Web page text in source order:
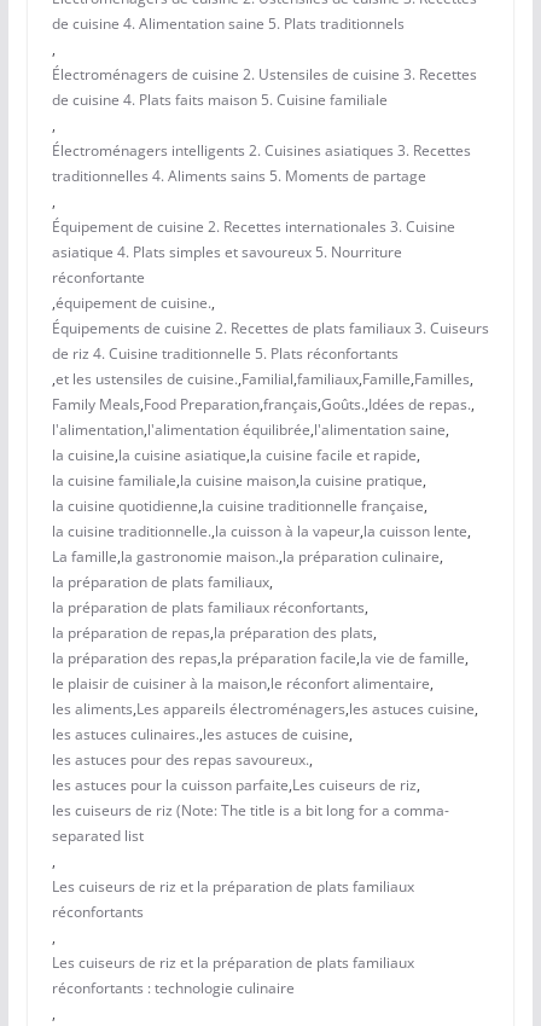
de cuisine 4. Alimentation saine 5. Plats traditionnels
,
Électroménagers de cuisine 2. Ustensiles de cuisine 3. Recettes
de cuisine 4. Plats faits maison 5. Cuisine familiale
,
Électroménagers intelligents 2. Cuisines asiatiques 3. Recettes
traditionnelles 4. Aliments sains 5. Moments de partage
,
Équipement de cuisine 2. Recettes internationales 3. Cuisine
asiatique 4. Plats simples et savoureux 5. Nourriture
réconfortante
,équipement de cuisine.,
Équipements de cuisine 2. Recettes de plats familiaux 3. Cuiseurs
de riz 4. Cuisine traditionnelle 5. Plats réconfortants
,et les ustensiles de cuisine.,Familial,familiaux,Famille,Familles,
Family Meals,Food Preparation,français,Goûts.,Idées de repas.,
l'alimentation,l'alimentation équilibrée,l'alimentation saine,
la cuisine,la cuisine asiatique,la cuisine facile et rapide,
la cuisine familiale,la cuisine maison,la cuisine pratique,
la cuisine quotidienne,la cuisine traditionnelle française,
la cuisine traditionnelle.,la cuisson à la vapeur,la cuisson lente,
La famille,la gastronomie maison.,la préparation culinaire,
la préparation de plats familiaux,
la préparation de plats familiaux réconfortants,
la préparation de repas,la préparation des plats,
la préparation des repas,la préparation facile,la vie de famille,
le plaisir de cuisiner à la maison,le réconfort alimentaire,
les aliments,Les appareils électroménagers,les astuces cuisine,
les astuces culinaires.,les astuces de cuisine,
les astuces pour des repas savoureux.,
les astuces pour la cuisson parfaite,Les cuiseurs de riz,
les cuiseurs de riz (Note: The title is a bit long for a comma-
separated list
,
Les cuiseurs de riz et la préparation de plats familiaux
réconfortants
,
Les cuiseurs de riz et la préparation de plats familiaux
réconfortants : technologie culinaire
,